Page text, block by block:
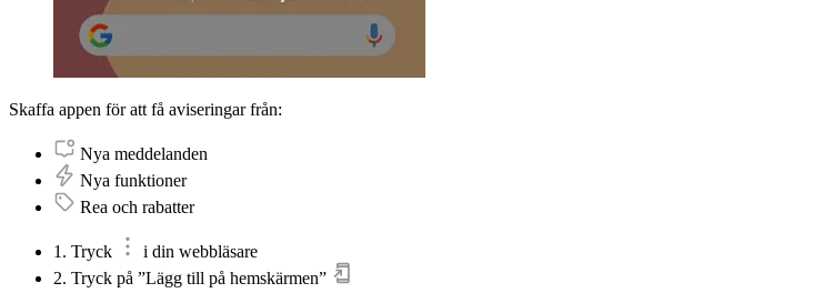
Skaffa appen för att få aviseringar från:
Nya meddelanden
Nya funktioner
Rea och rabatter
1. Tryck
i din webbläsare
2. Tryck på ”Lägg till på hemskärmen”